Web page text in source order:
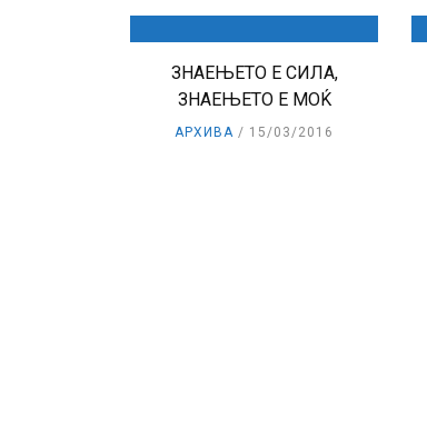
ЗНАЕЊЕТО Е СИЛА,
ЗНАЕЊЕТО Е МОЌ
АРХИВА 15/03/2016